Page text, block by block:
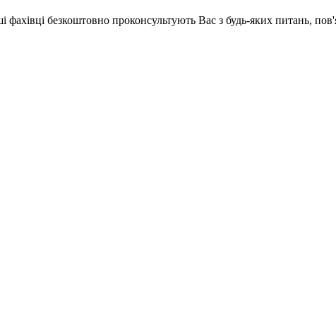
безкоштовно проконсультують Вас з будь-яких питань,